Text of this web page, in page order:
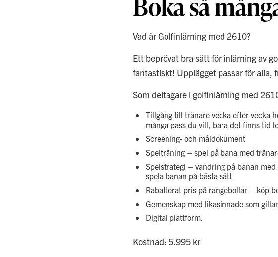
TEMAKURSER
AIMPOINT
Vad är Golfinlärning med 2610?
Ett beprövat bra sätt för inlärning av
fantastiskt! Upplägget passar för alla,
Som deltagare i golfinlärning med
Tillgång till tränare vecka efter vecka
många pass du vill, bara det finns tid
Screening- och måldokument
Spelträning – spel på bana med
Spelstrategi – vandring på banan
spela banan på bästa sätt
Rabatterat pris på rangebollar – köp
Gemenskap med likasinnade som
Digital plattform.
Kostnad: 5.995 kr